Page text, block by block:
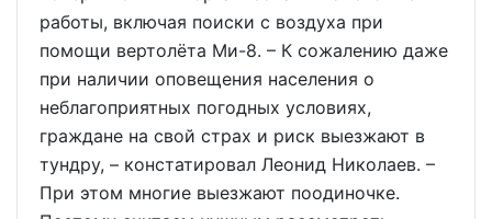
работы, включая поиски с воздуха при
помощи вертолёта Ми-8. – К сожалению даже
при наличии оповещения населения о
неблагоприятных погодных условиях,
граждане на свой страх и риск выезжают в
тундру, – констатировал Леонид Николаев. –
При этом многие выезжают поодиночке.